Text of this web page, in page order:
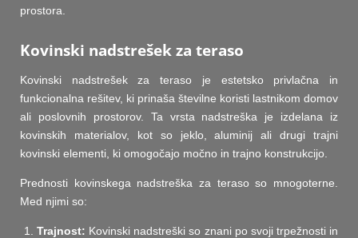
prostora.
Kovinski nadstrešek za teraso
Kovinski nadstrešek za teraso je estetsko privlačna in
funkcionalna rešitev, ki prinaša številne koristi lastnikom domov
ali poslovnih prostorov. Ta vrsta nadstreška je izdelana iz
kovinskih materialov, kot so jeklo, aluminij ali drugi trajni
kovinski elementi, ki omogočajo močno in trajno konstrukcijo.
Prednosti kovinskega nadstreška za teraso so mnogoterne.
Med njimi so:
Trajnost: Kovinski nadstreški so znani po svoji trpežnosti in